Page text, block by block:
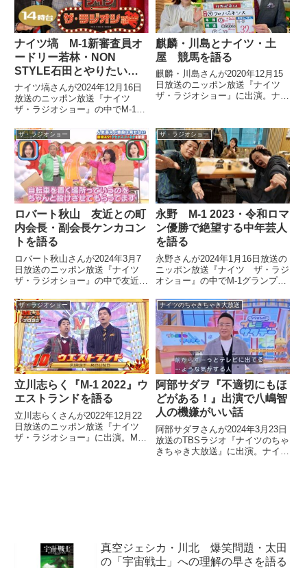
ナイツ塙 M-1新審査員オ
ードリー若林・NON
STYLE石田とやりたいこ
とを語る
ナイツ塙さんが2024年12月16日
放送のニッポン放送『ナイツ
ザ・ラジオショー』の中でM-1グ
についてトーク。同期のオードリ
ー若林さん、NON STYLE石田さ
んが審査員に加わったことに触
れ、M-1後に2人とやりたいこと
について話していました。
麒麟・川島とナイツ・土
屋 競馬を語る
麒麟・川島さんが2020年12月15
日放送のニッポン放送『ナイツ
ザ・ラジオショー』に出演。ナイ
ザ・ラジオショー
ロバート秋山 友近との町
内会長・副会長ケンカコン
トを語る
ロバート秋山さんが2024年3月7
日放送のニッポン放送『ナイツ
ザ・ラジオショー』の中で友近さ
ントについて話していました。
ザ・ラジオショー
永野 M-1 2023・令和ロマ
ン優勝で絶望する中年芸人
を語る
永野さんが2024年1月16日放送の
ニッポン放送『ナイツ ザ・ラジ
オショー』の中でM-1グランプリ
とについてトーク。一緒に見てい
た売れない中年芸人が絶望してお
り、大笑いしたことを話していま
した。
ザ・ラジオショー
立川志らく『M-1 2022』ウ
エストランドを語る
立川志らくさんが2022年12月22
日放送のニッポン放送『ナイツ
ザ・ラジオショー』に出演。M-1
ナイツのちゃきちゃき大放送
阿部サダヲ『不適切にもほ
どがある！』出演で八嶋智
人の機嫌がいい話
阿部サダヲさんが2024年3月23日
放送のTBSラジオ『ナイツのちゃ
きちゃき大放送』に出演。ナイツ
真空ジェシカ・川北 爆笑問題・太田
の「宇宙戦士」への理解の早さを語る